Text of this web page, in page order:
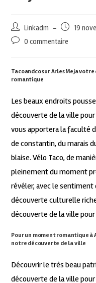
Linkadm 19
0 commentaire
Tacoandco sur Arles Meja
romantique
Les beaux endroits
découverte de la ville
vous apportera la faculté
de constantin, du marais
blaise. Vélo Taco, de
pleinement du moment
révéler, avec le sentiment
découverte culturelle
découverte de la ville
Pour un moment romantique à
notre découverte de la ville
Découvrir le très beau
découverte de la ville